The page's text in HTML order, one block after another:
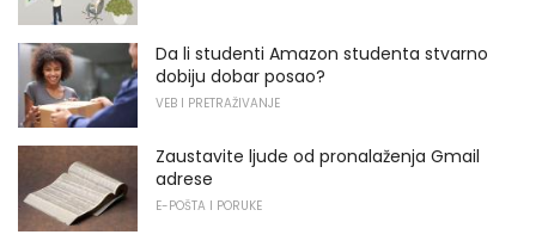
Da li studenti Amazon studenta stvarno
dobiju dobar posao?
VEB I PRETRAŽIVANJE
Zaustavite ljude od pronalaženja Gmail
adrese
E-POŠTA I PORUKE